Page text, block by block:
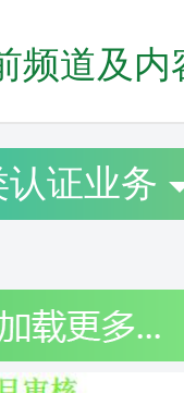
频道及内
证业务